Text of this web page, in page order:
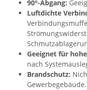
90°-Abgang:
Luftdichte
Geeignet für
nach
Brandschutz:
Gewerbegebäude.